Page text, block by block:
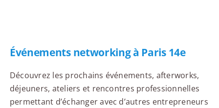
Événements networking à Paris 14e
Découvrez les prochains événements, afterworks,
déjeuners, ateliers et rencontres professionnelles
permettant d’échanger avec d’autres entrepreneurs